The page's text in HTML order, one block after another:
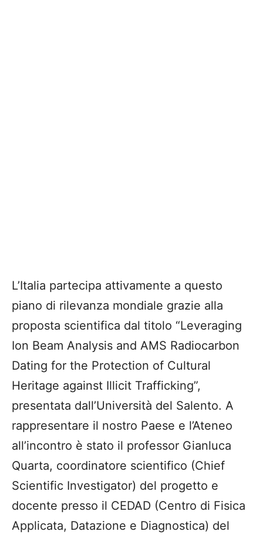
L’Italia partecipa attivamente a questo
piano di rilevanza mondiale grazie alla
proposta scientifica dal titolo “Leveraging
Ion Beam Analysis and AMS Radiocarbon
Dating for the Protection of Cultural
Heritage against Illicit Trafficking”,
presentata dall’Università del Salento. A
rappresentare il nostro Paese e l’Ateneo
all’incontro è stato il professor Gianluca
Quarta, coordinatore scientifico (Chief
Scientific Investigator) del progetto e
docente presso il CEDAD (Centro di Fisica
Applicata, Datazione e Diagnostica) del